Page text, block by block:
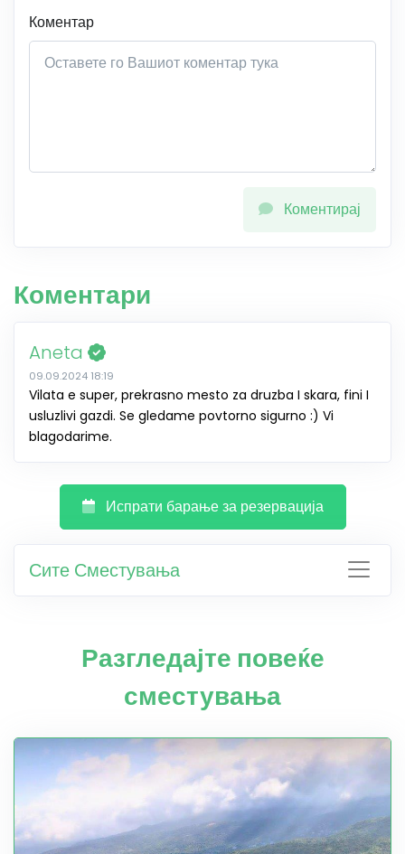
Коментар
Коментирај
Коментари
Aneta
09.09.2024 18:19
Vilata e super, prekrasno mesto za druzba I skara, fini I
usluzlivi gazdi. Se gledame povtorno sigurno :) Vi
blagodarime.
Испрати барање за резервација
Сите Сместувања
Разгледајте повеќе
сместувања